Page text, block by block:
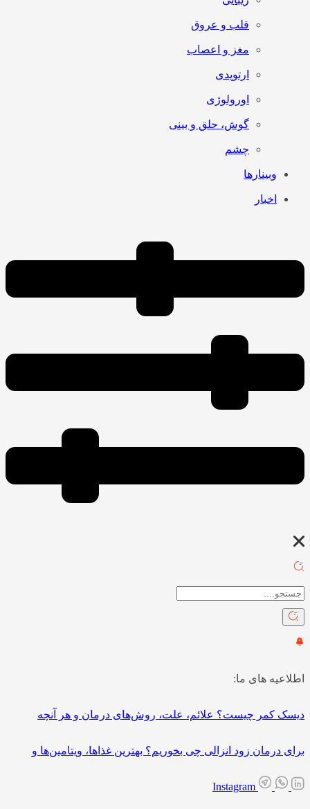
قلب و عروق
مغز و اعصاب
ارتوپدی
اورولوژی
گوش، حلق و بینی
چشم
وبینارها
اخبار
اطلاعیه های ما:
دیسک کمر چیست؟ علائم، علت، روش‌های درمان و هر آنچه
برای درمان زود انزالی چی بخوریم؟ بهترین غذاها، ویتامین‌ها و
Instagram